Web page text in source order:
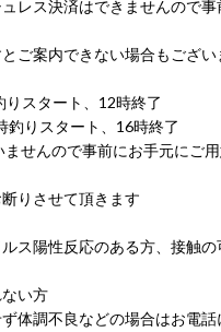
レス決済はできませんので事
ご案内できない場合もござい
スタート、12時終了
りスタート、16時終了
せんので事前にお手元にご
りさせて頂きます
ス陽性反応のある方、接触の
い方
体調不良などの場合はお電話